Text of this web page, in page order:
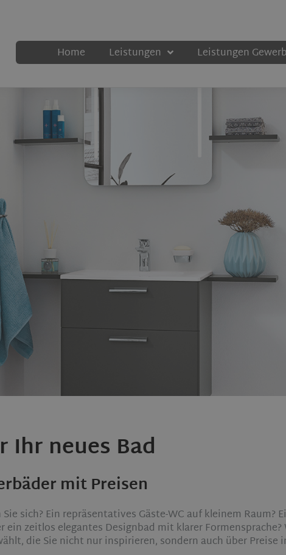
Home Leistungen Leistungen
neues Bad
mit Preisen
sich? Ein repräsentatives Gäste-WC auf kleinem Raum?
zeitlos elegantes Designbad mit klarer Formensprache?
die Sie nicht nur inspirieren, sondern auch über Preise